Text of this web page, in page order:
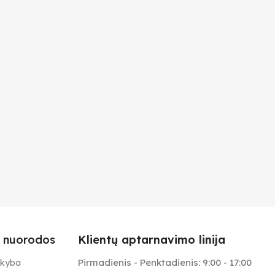
Klientų aptarnavimo linija
Pirmadienis - Penktadienis: 9:00 - 17:00